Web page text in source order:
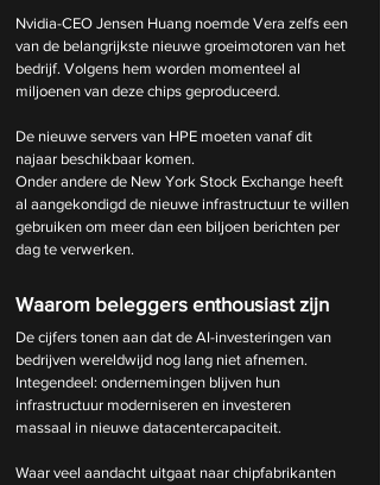
Nvidia-CEO Jensen Huang noemde Vera zelfs een
van de belangrijkste nieuwe groeimotoren van het
bedrijf. Volgens hem worden momenteel al
miljoenen van deze chips geproduceerd.
De nieuwe servers van HPE moeten vanaf dit
najaar beschikbaar komen.
Onder andere de New York Stock Exchange heeft
al aangekondigd de nieuwe infrastructuur te willen
gebruiken om meer dan een biljoen berichten per
dag te verwerken.
Waarom beleggers enthousiast zijn
De cijfers tonen aan dat de AI-investeringen van
bedrijven wereldwijd nog lang niet afnemen.
Integendeel: ondernemingen blijven hun
infrastructuur moderniseren en investeren
massaal in nieuwe datacentercapaciteit.
Waar veel aandacht uitgaat naar chipfabrikanten